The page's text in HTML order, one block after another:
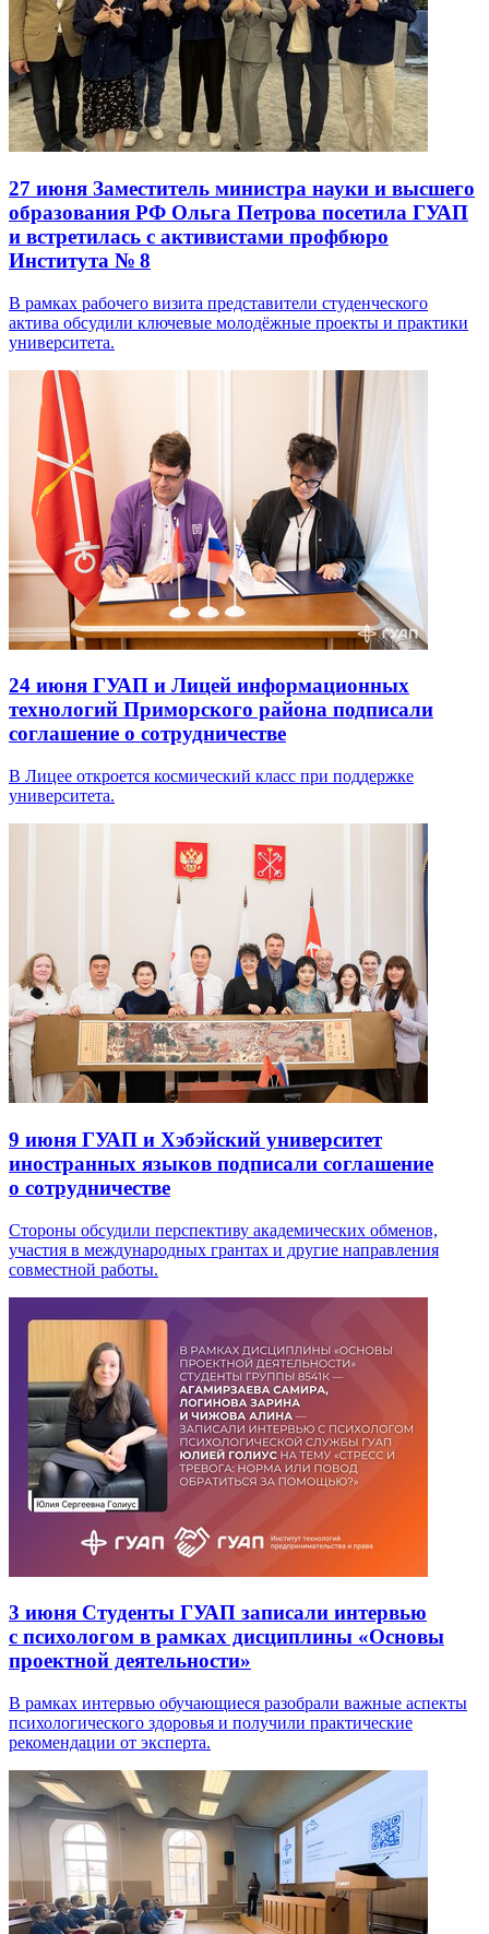
27 июня Заместитель министра науки и высшего
образования РФ Ольга Петрова посетила ГУАП
и встретилась с активистами профбюро
Института № 8
В рамках рабочего визита представители студенческого
актива обсудили ключевые молодёжные проекты и практики
университета.
24 июня ГУАП и Лицей информационных
технологий Приморского района подписали
соглашение о сотрудничестве
В Лицее откроется космический класс при поддержке
университета.
9 июня ГУАП и Хэбэйский университет
иностранных языков подписали соглашение
о сотрудничестве
Стороны обсудили перспективу академических обменов,
участия в международных грантах и другие направления
совместной работы.
3 июня Студенты ГУАП записали интервью
с психологом в рамках дисциплины «Основы
проектной деятельности»
В рамках интервью обучающиеся разобрали важные аспекты
психологического здоровья и получили практические
рекомендации от эксперта.